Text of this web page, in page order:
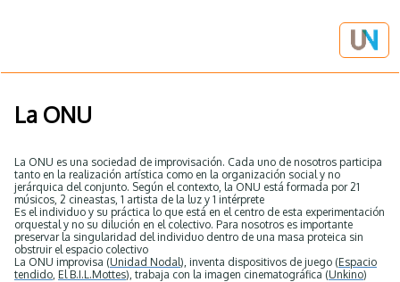
La ONU
La ONU es una sociedad de improvisación. Cada uno de nosotros participa
tanto en la realización artística como en la organización social y no
jerárquica del conjunto. Según el contexto, la ONU está formada por 21
músicos, 2 cineastas, 1 artista de la luz y 1 intérprete
Es el individuo y su práctica lo que está en el centro de esta experimentación
orquestal y no su dilución en el colectivo. Para nosotros es importante
preservar la singularidad del individuo dentro de una masa proteica sin
obstruir el espacio colectivo
La ONU improvisa (Unidad Nodal), inventa dispositivos de juego (Espacio
tendido, El B.I.L.Mottes), trabaja con la imagen cinematográfica (Unkino)